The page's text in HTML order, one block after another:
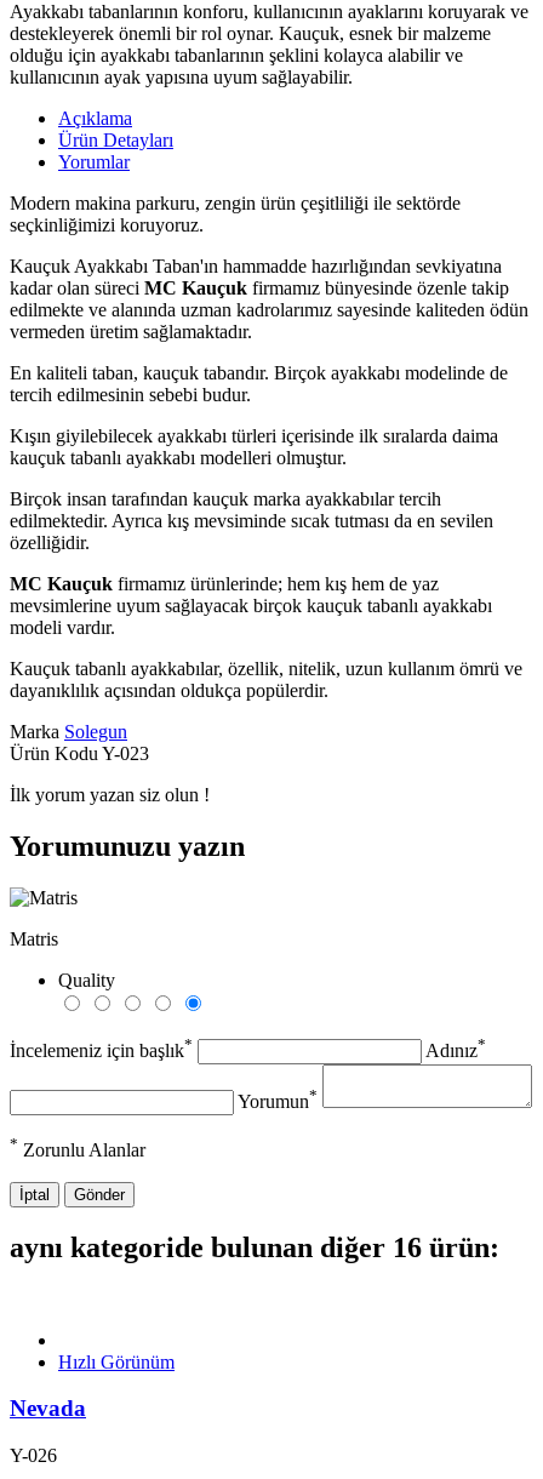
Ayakkabı tabanlarının konforu, kullanıcının ayaklarını koruyarak ve
destekleyerek önemli bir rol oynar. Kauçuk, esnek bir malzeme
olduğu için ayakkabı tabanlarının şeklini kolayca alabilir ve
kullanıcının ayak yapısına uyum sağlayabilir.
Açıklama
Ürün Detayları
Yorumlar
Modern makina parkuru, zengin ürün çeşitliliği ile sektörde
seçkinliğimizi koruyoruz.
Kauçuk Ayakkabı Taban'ın hammadde hazırlığından sevkiyatına
kadar olan süreci MC Kauçuk firmamız bünyesinde özenle takip
edilmekte ve alanında uzman kadrolarımız sayesinde kaliteden ödün
vermeden üretim sağlamaktadır.
En kaliteli taban, kauçuk tabandır. Birçok ayakkabı modelinde de
tercih edilmesinin sebebi budur.
Kışın giyilebilecek ayakkabı türleri içerisinde ilk sıralarda daima
kauçuk tabanlı ayakkabı modelleri olmuştur.
Birçok insan tarafından kauçuk marka ayakkabılar tercih
edilmektedir. Ayrıca kış mevsiminde sıcak tutması da en sevilen
özelliğidir.
MC Kauçuk firmamız ürünlerinde; hem kış hem de yaz
mevsimlerine uyum sağlayacak birçok kauçuk tabanlı ayakkabı
modeli vardır.
Kauçuk tabanlı ayakkabılar, özellik, nitelik, uzun kullanım ömrü ve
dayanıklılık açısından oldukça popülerdir.
Marka Solegun
Ürün Kodu Y-023
İlk yorum yazan siz olun !
Yorumunuzu yazın
Matris
Quality
İncelemeniz için başlık* Adınız*
Yorumun*
* Zorunlu Alanlar
İptal Gönder
aynı kategoride bulunan diğer 16 ürün:
Hızlı Görünüm
Nevada
Y-026